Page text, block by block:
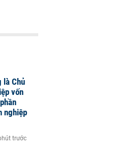
là Chủ
vốn
nghiệp
trước